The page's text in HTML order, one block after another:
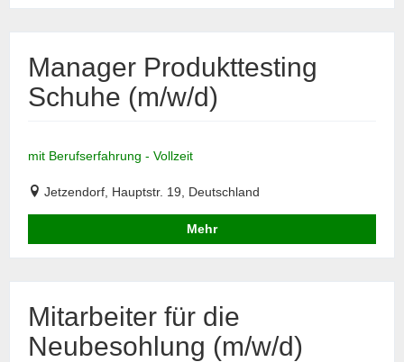
Manager Produkttesting
Schuhe (m/w/d)
mit Berufserfahrung - Vollzeit
Jetzendorf, Hauptstr. 19, Deutschland
Mehr
Mitarbeiter für die
Neubesohlung (m/w/d)